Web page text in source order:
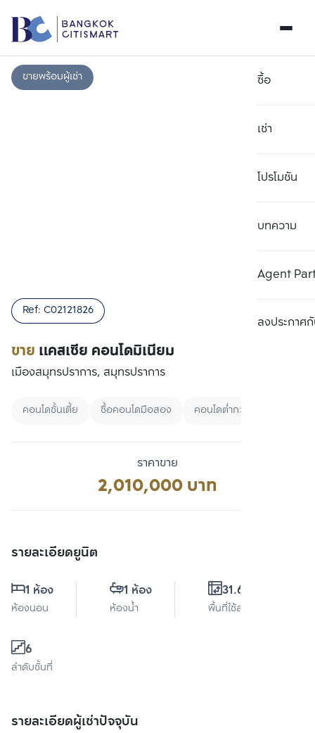
ซื้อ
เช่า
โปรโมชัน
บทความ
Agent
ลงประกาศกั
ขายพร้อมผู้เช่า
ขาย แคสเซีย คอนโดมิเนียม
Ref: C02121826
เมืองสมุทรปราการ, สมุทรปราการ
คอนโดชั้นเตี้ย ซื้อคอนโดมือสอง คอนโดต่ำกว่า 3 ล้านบาท
ราคาขาย
2,010,000 บาท
รายละเอียดยูนิต
1 ห้อง
ห้องนอน
1 ห้อง
ห้องน้ำ
31.62 ตร.ม.
พื้นที่ใช้สอย
6
ลำดับชั้นที่
รายละเอียดผู้เช่าปัจจุบัน